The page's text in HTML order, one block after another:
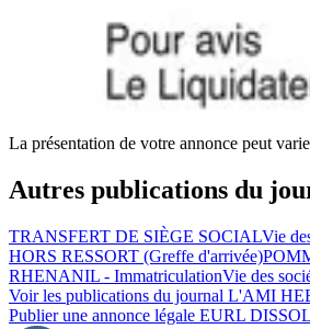
La présentation de votre annonce peut
Autres publications du
TRANSFERT DE SIÈGE SOCIALVie
HORS RESSORT (Greffe d'arrivée)
RHENANIL - ImmatriculationVie des
Voir les publications du journal L'AMI
Publier une annonce légale EURL